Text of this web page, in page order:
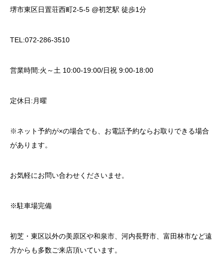
堺市東区日置荘西町2-5-5 @初芝駅 徒歩1分
TEL:072-286-3510
営業時間:火～土 10:00-19:00/日祝 9:00-18:00
定休日:月曜
※ネット予約が×の場合でも、お電話予約ならお取りできる場合
があります。
お気軽にお問い合わせくださいませ。
※駐車場完備
初芝・東区以外の美原区や和泉市、河内長野市、富田林市など遠
方からも多数ご来店頂いています。